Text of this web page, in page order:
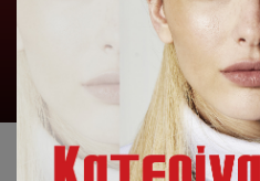
Αρχική Ανακοινωθέντα
Μητρ.Πειραιώς κ.Σεραφείμ καλεί